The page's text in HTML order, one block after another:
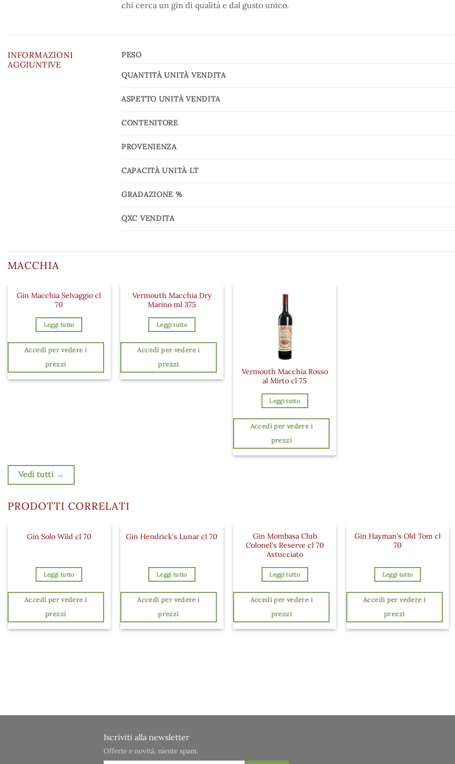
chi cerca un gin di qualità e dal gusto unico.
INFORMAZIONI
AGGIUNTIVE
PESO
QUANTITÀ UNITÀ VENDITA
ASPETTO UNITÀ VENDITA
CONTENITORE
PROVENIENZA
CAPACITÀ UNITÀ LT
GRADAZIONE %
QXC VENDITA
MACCHIA
Gin Macchia Selvaggio cl
70
Leggi tutto
Accedi per vedere i
prezzi
Vermouth Macchia Dry
Marino ml 375
Leggi tutto
Accedi per vedere i
prezzi
Vermouth Macchia Rosso
al Mirto cl 75
Leggi tutto
Accedi per vedere i
prezzi
Vedi tutti →
PRODOTTI CORRELATI
Gin Solo Wild cl 70
Leggi tutto
Accedi per vedere i
prezzi
Gin Hendrick’s Lunar cl 70
Leggi tutto
Accedi per vedere i
prezzi
Gin Mombasa Club
Colonel’s Reserve cl 70
Astucciato
Leggi tutto
Accedi per vedere i
prezzi
Gin Hayman’s Old Tom cl
70
Leggi tutto
Accedi per vedere i
prezzi
Iscriviti alla newsletter
Offerte e novità, niente spam.